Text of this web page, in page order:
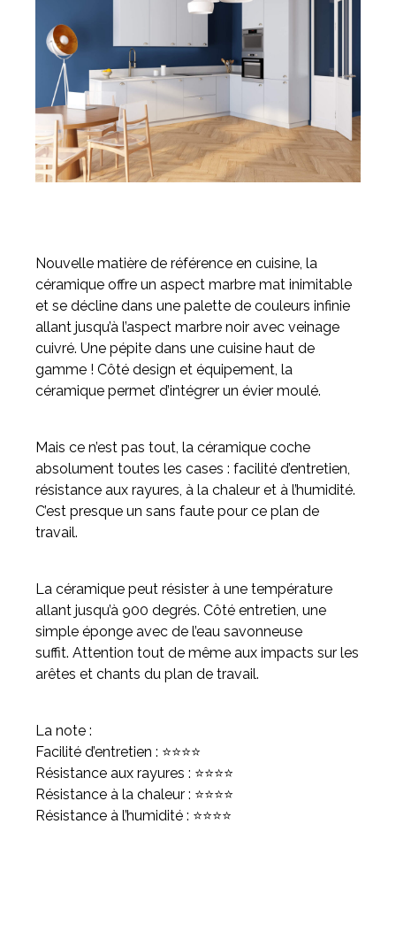
Nouvelle matière de référence en cuisine, la
céramique offre un aspect marbre mat inimitable
et se décline dans une palette de couleurs infinie
allant jusqu’à l’aspect marbre noir avec veinage
cuivré. Une pépite dans une cuisine haut de
gamme ! Côté design et équipement, la
céramique permet d’intégrer un évier moulé.
Mais ce n’est pas tout, la céramique coche
absolument toutes les cases : facilité d’entretien,
résistance aux rayures, à la chaleur et à l’humidité.
C’est presque un sans faute pour ce plan de
travail.
La céramique peut résister à une température
allant jusqu’à 900 degrés. Côté entretien, une
simple éponge avec de l’eau savonneuse
suffit. Attention tout de même aux impacts sur les
arêtes et chants du plan de travail.
La note :
Facilité d’entretien : ⭐⭐⭐⭐
Résistance aux rayures : ⭐⭐⭐⭐
Résistance à la chaleur : ⭐⭐⭐⭐
Résistance à l’humidité : ⭐⭐⭐⭐